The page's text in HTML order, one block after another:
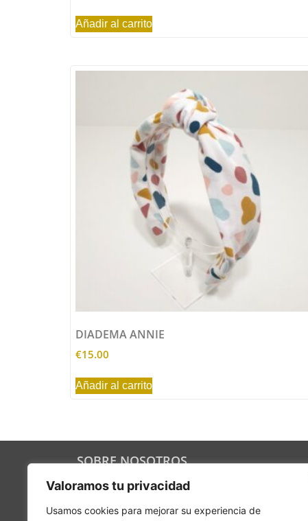
Valoramos tu privacidad
Usamos cookies para mejorar su experiencia de
Añadir al carrito
DIADEMA ANNIE
€15.00
Añadir al carrito
SOBRE NOSOTROS
apuestan por piezas auténticas, originales y
hogar. Y a tu vida.